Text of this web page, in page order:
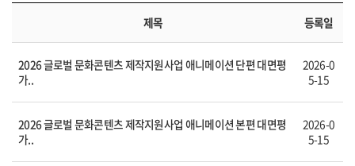
제목 등록일
2026 글로벌 문화콘텐츠 제작지원사업 애니메이션 단편 대면평
가..
2026-0
5-15
2026 글로벌 문화콘텐츠 제작지원사업 애니메이션 본편 대면평
가..
2026-0
5-15